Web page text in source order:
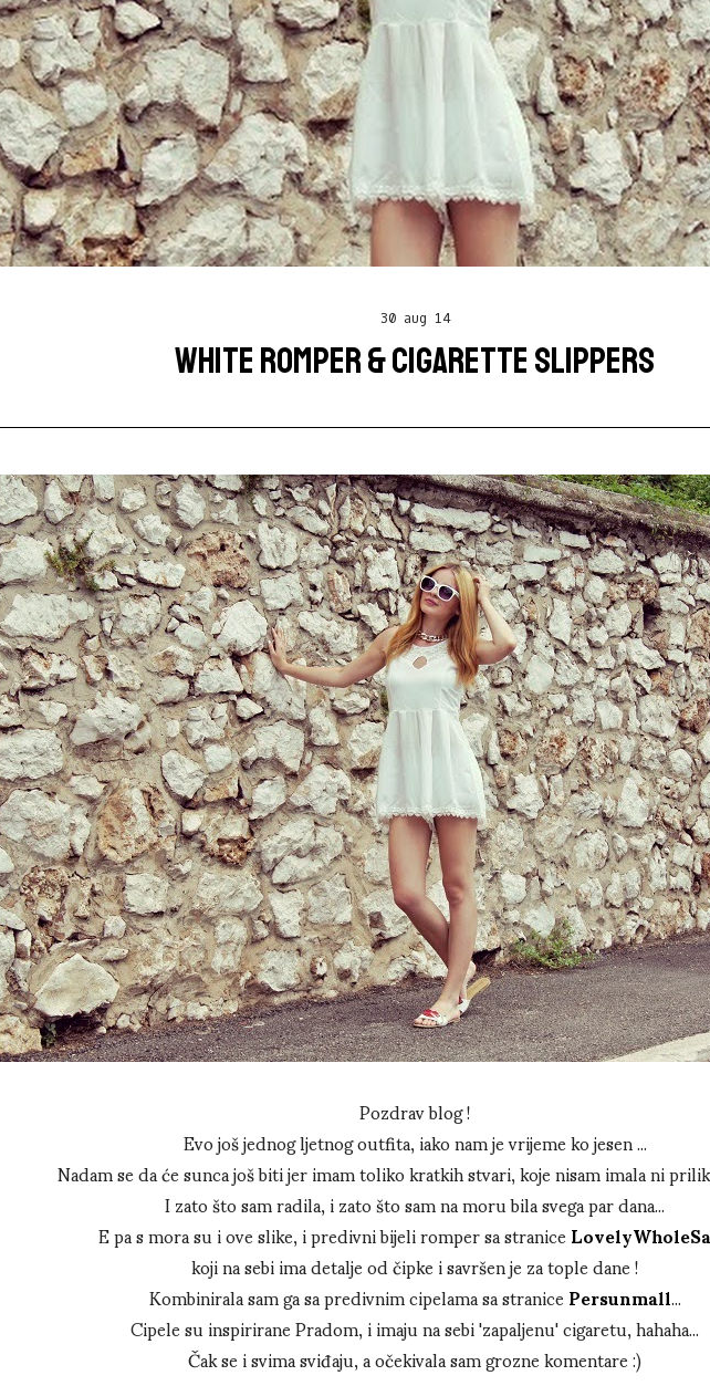
30 aug 14
WHITE ROMPER & CIGARETTE SLIPPERS
Pozdrav blog !
Evo još jednog ljetnog outfita, iako nam je vrijeme ko jesen ...
Nadam se da će sunca još biti jer imam toliko kratkih stvari, koje nisam imala ni
I zato što sam radila, i zato što sam na moru bila svega par dana...
E pa s mora su i ove slike, i predivni bijeli romper sa stranice
koji na sebi ima detalje od čipke i savršen je za tople dane !
Kombinirala sam ga sa predivnim cipelama sa stranicePersunmall...
Cipele su inspirirane Pradom, i imaju na sebi 'zapaljenu' cigaretu, hahaha...
Čak se i svima sviđaju, a očekivala sam grozne komentare :)